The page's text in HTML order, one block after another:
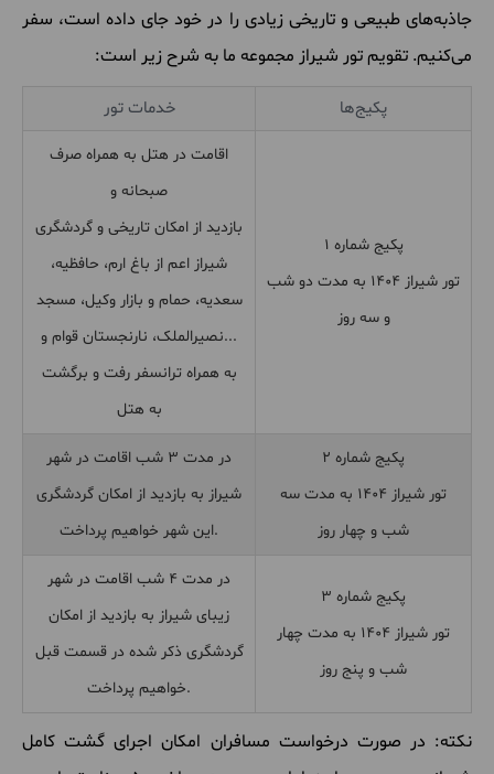
جاذبه‌های طبیعی و تاریخی زیادی را در خود جای داده است، سفر
می‌کنیم. تقویم تور شیراز مجموعه ما به شرح زیر است:
پکیج‌ها خدمات تور
پکیج شماره ۱
تور شیراز 1404 به مدت دو شب
و سه روز
اقامت در هتل به همراه صرف
صبحانه و
بازدید از امکان تاریخی و گردشگری
شیراز اعم از باغ ارم، حافظیه،‌
سعدیه، حمام و بازار وکیل، مسجد
نصیرالملک، نارنجستان قوام و...
به همراه ترانسفر رفت و برگشت
به هتل
پکیج شماره ۲
تور شیراز 1404 به مدت سه
شب و چهار روز
در مدت ۳ شب اقامت در شهر
شیراز به بازدید از امکان گردشگری
این شهر خواهیم پرداخت.
پکیج شماره ۳
تور شیراز 1404 به مدت چهار
شب و پنج روز
در مدت ۴ شب اقامت در شهر
زیبای شیراز به بازدید از امکان
گردشگری ذکر شده در قسمت قبل
خواهیم پرداخت.
نکته: در صورت درخواست مسافران امکان اجرای گشت کامل